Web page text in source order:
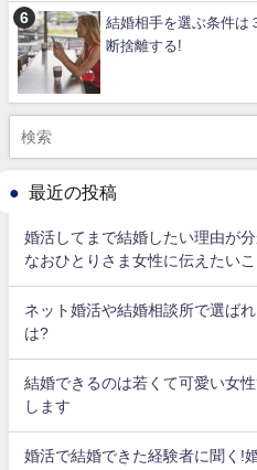
結婚相手を選ぶ条件は
断捨離する!
最近の投稿
婚活してまで結婚したい理由が
なおひとりさま女性に伝えたいこ
ネット婚活や結婚相談所で選ば
は?
結婚できるのは若くて可愛い女
します
婚活で結婚できた経験者に聞く!